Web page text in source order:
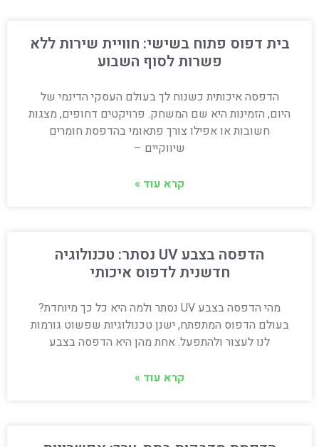
בית דפוס פתוח בשישי: חוויית שירות ללא
פשרות לסוף השבוע
הדפסה איכותית כשנוח לך בעולם העסקי הדינמי של
היום, הזמינות היא שם המשחק. פרויקטים דחופים, מצגות
חשובות או אפילו צורך פתאומי בהדפסת חומרים
שיווקיים –
קרא עוד »
הדפסה בצבע UV נסתר: טכנולוגיה
חדשנית לדפוס איכותי
מהי הדפסה בצבע UV נסתר ולמה היא כל כך מיוחדת?
בעולם הדפוס המתפתח, ישנן טכנולוגיות שפשוט גורמות
לנו לעצור ולהתפעל. אחת מהן היא הדפסה בצבע
קרא עוד »